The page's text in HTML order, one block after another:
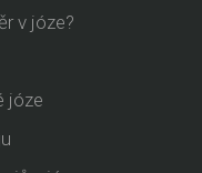
v józe?
józe